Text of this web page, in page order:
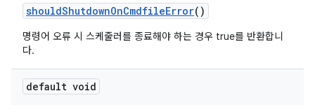
shouldShutdownOnCmdfileError()
명령어 오류 시 스케줄러를 종료해야 하는 경우 true를 반환합니
다.
default void